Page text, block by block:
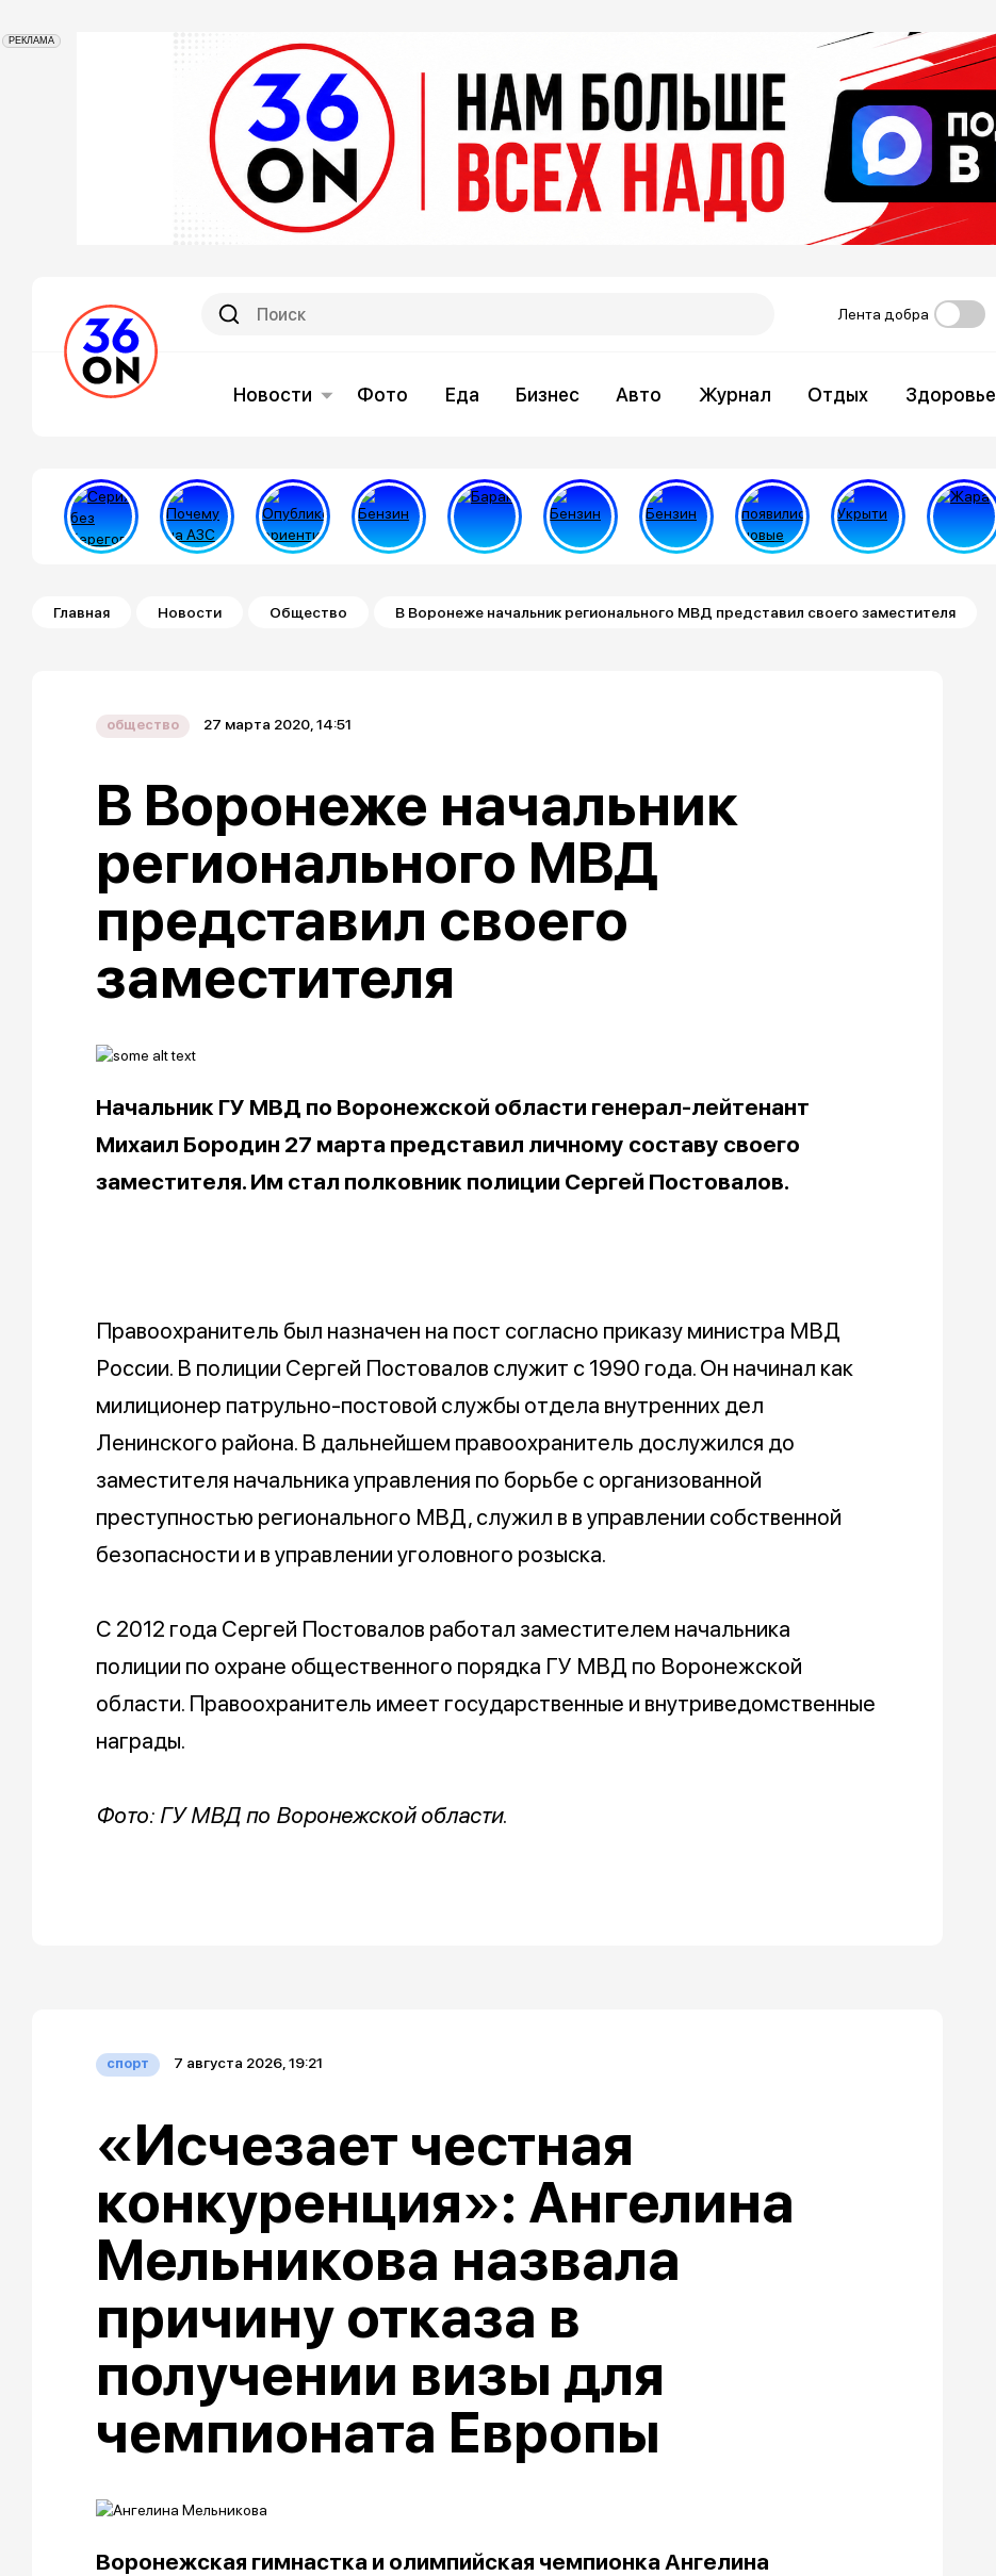
РЕКЛАМА
Лента добра
Новости Фото Еда Бизнес Авто Журнал Отдых Здоровье
Строка навигации
Главная Новости Общество В Воронеже начальник регионального МВД представил своего заместителя
общество 27 марта 2020, 14:51
В Воронеже начальник
регионального МВД
представил своего
заместителя
Начальник ГУ МВД по Воронежской области генерал-лейтенант
Михаил Бородин 27 марта представил личному составу своего
заместителя. Им стал полковник полиции Сергей Постовалов.
Правоохранитель был назначен на пост согласно приказу министра МВД
России. В полиции Сергей Постовалов служит с 1990 года. Он начинал как
милиционер патрульно-постовой службы отдела внутренних дел
Ленинского района. В дальнейшем правоохранитель дослужился до
заместителя начальника управления по борьбе с организованной
преступностью регионального МВД, служил в в управлении собственной
безопасности и в управлении уголовного розыска.
С 2012 года Сергей Постовалов работал заместителем начальника
полиции по охране общественного порядка ГУ МВД по Воронежской
области. Правоохранитель имеет государственные и внутриведомственные
награды.
Фото: ГУ МВД по Воронежской области.
спорт 7 августа 2026, 19:21
«Исчезает честная
конкуренция»: Ангелина
Мельникова назвала
причину отказа в
получении визы для
чемпионата Европы
Воронежская гимнастка и олимпийская чемпионка Ангелина